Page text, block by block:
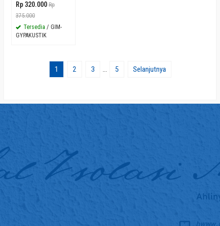
Rp 320.000 Rp
375.000
Tersedia / GIM-
GYPAKUSTIK
1 2 3 … 5 Selanjutnya